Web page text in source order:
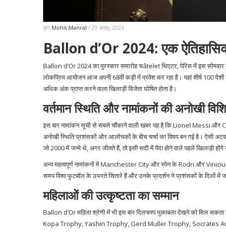
द्वारा Mohit Manral / 29 अक्तू॰ 2024
Ballon d’Or 2024: एक
Ballon d’Or 2024 का पुरस्कार समारोह चâtelet थिएटर, पेरिस में इस
लोकप्रिय आयोजन आज अपनी 68वीं कड़ी में प्रवेश कर रहा है। यहां शीर्ष 100
अधिक अंक प्राप्त करने वाला खिलाड़ी विजेता घोषित होता है।
वर्तमान स्थिति और नामांकनों की अनोखी
इस बार नामांकन सूची से सबसे चौंकाने वाली खबर यह है कि Lionel Messi और
अनोखी स्थिति प्रशंसकों और आलोचकों के बीच चर्चा का विषय बन गई है। ऐसी
जो 2000 में जन्मे थे, अगर जीतते हैं, तो इसी सदी में पैदा होने वाले पहले खिलाड़ी
अन्य महत्वपूर्ण नामांकनों में Manchester City और स्पेन के Rodri और
समय विश्व फुटबॉल के उभरते सितारे हैं और उनके प्रदर्शन ने प्रशंसकों के दिलों में
महिलाओं की उत्कृष्टता का सम्मान
Ballon d’Or महिला श्रेणी में भी इस बार दिलचस्प मुकाबला देखने को मिल
Kopa Trophy, Yashin Trophy, Gerd Muller Trophy, Socrates